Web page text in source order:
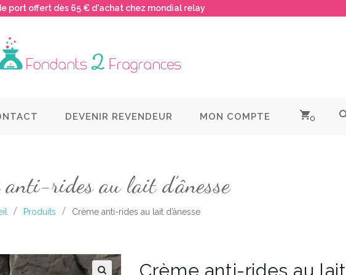
port offert dès 65 € d'achat chez mondial relay
DEVENIR REVENDEUR MON COMPTE 0
anti-rides au lait d’ânesse
Produits Crème anti-rides au lait d’ânesse
Crème anti-rides au lait